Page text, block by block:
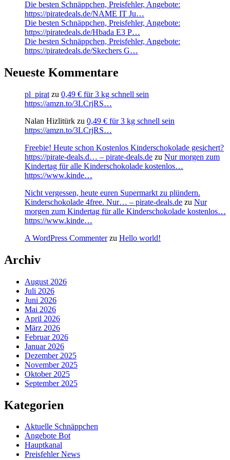
Die besten Schnäppchen, Preisfehler, Angebote:
https://piratedeals.de/NAME IT Ju…
Die besten Schnäppchen, Preisfehler, Angebote:
https://piratedeals.de/Hbada E3 P…
Die besten Schnäppchen, Preisfehler, Angebote:
https://piratedeals.de/Skechers G…
Neueste Kommentare
pl_pirat zu 0,49 € für 3 kg schnell sein
https://amzn.to/3LCrjRS…
Nalan Hizlitürk zu 0,49 € für 3 kg schnell sein
https://amzn.to/3LCrjRS…
Freebie! Heute schon Kostenlos Kinderschokolade gesichert?
https://pirate-deals.d… – pirate-deals.de zu Nur morgen zum
Kindertag für alle Kinderschokolade kostenlos…
https://www.kinde…
Nicht vergessen, heute euren Supermarkt zu plündern.
Kinderschokolade 4free. Nur… – pirate-deals.de zu Nur
morgen zum Kindertag für alle Kinderschokolade kostenlos…
https://www.kinde…
A WordPress Commenterzu Hello world!
Archiv
August 2026
Juli 2026
Juni 2026
Mai 2026
April 2026
März 2026
Februar 2026
Januar 2026
Dezember 2025
November 2025
Oktober 2025
September 2025
Kategorien
Aktuelle Schnäppchen
Angebote Bot
Hauptkanal
Preisfehler News